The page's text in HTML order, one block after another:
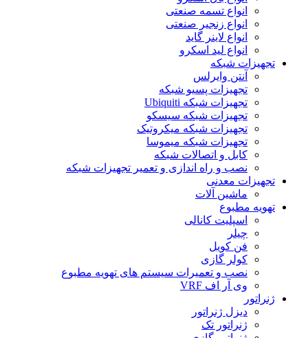
انواع تسمه صنعتی
انواع زنجیر صنعتی
انواع لاینر گاید
انواع لید اسکرو
تجهیزات شبکه
آنتن وایرلس
تجهیزات پسیو شبکه
تجهیزات شبکه Ubiquiti
تجهیزات شبکه سیسکو
تجهیزات شبکه میکروتیک
تجهیزات شبکه میموسا
کابل و اتصالات شبکه
نصب و راه اندازی و تعمیر تجهیزات شبکه
تجهیزات معدنی
ماشین آلات
تهویه مطبوع
اسپلیت کانالی
چیلر
فن کویل
کولر گازی
نصب و تعمیرات سیستم های تهویه مطبوع
وی آر اف VRF
ژنراتور
دیزل ژنراتور
ژنراتور تک